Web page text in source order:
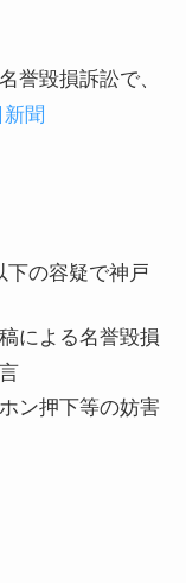
誉毀損訴訟で、
聞
下の容疑で神戸
による名誉毀損
ン押下等の妨害